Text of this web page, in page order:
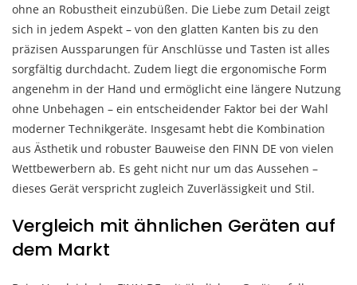
ohne an Robustheit einzubüßen. Die Liebe zum Detail zeigt
sich in jedem Aspekt – von den glatten Kanten bis zu den
präzisen Aussparungen für Anschlüsse und Tasten ist alles
sorgfältig durchdacht. Zudem liegt die ergonomische Form
angenehm in der Hand und ermöglicht eine längere Nutzung
ohne Unbehagen – ein entscheidender Faktor bei der Wahl
moderner Technikgeräte. Insgesamt hebt die Kombination
aus Ästhetik und robuster Bauweise den FINN DE von vielen
Wettbewerbern ab. Es geht nicht nur um das Aussehen –
dieses Gerät verspricht zugleich Zuverlässigkeit und Stil.
Vergleich mit ähnlichen Geräten auf
dem Markt